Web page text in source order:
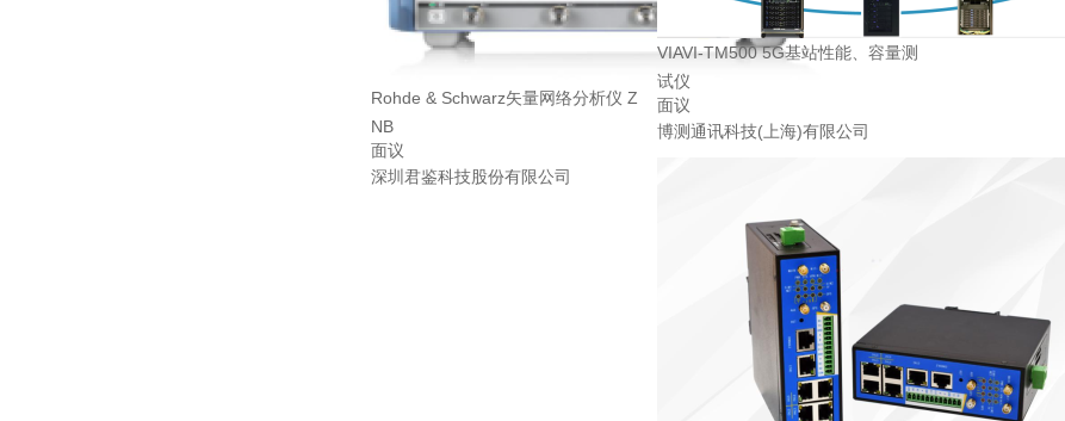
Rohde & Schwarz矢量网络分析仪 Z
NB
面议
深圳君鉴科技股份有限公司
VIAVI-TM500 5G基站性能、容量测
试仪
面议
博测通讯科技(上海)有限公司